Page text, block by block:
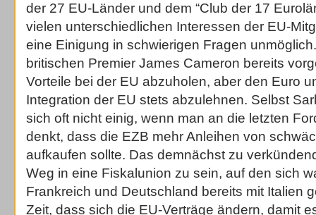
der 27 EU-Länder und dem “Club der 17
vielen unterschiedlichen Interessen der EU-
eine Einigung in schwierigen Fragen
britischen Premier James Cameron bereits
Vorteile bei der EU abzuholen, aber den Euro
Integration der EU stets abzulehnen. Selbst
sich oft nicht einig, wenn man an die letzten
denkt, dass die EZB mehr Anleihen von
aufkaufen sollte. Das demnächst zu
Weg in eine Fiskalunion zu sein, auf den sich
Frankreich und Deutschland bereits mit Italien
Zeit, dass sich die EU-Verträge ändern, damit